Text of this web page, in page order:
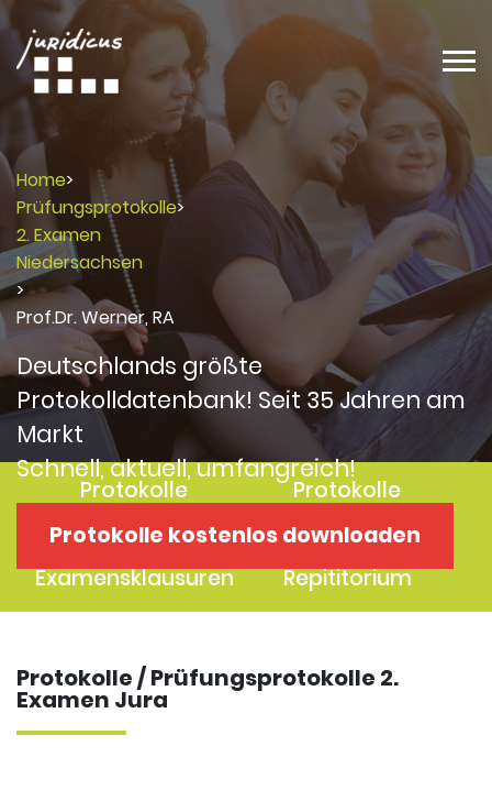
Home>
Prüfungsprotokolle>
2. Examen
Niedersachsen
>
Prof.Dr. Werner, RA
Deutschlands größte
Protokolldatenbank! Seit 35 Jahren am
Markt
Schnell, aktuell, umfangreich!
Protokolle kostenlos downloaden
Protokolle
Protokolle
Examensklausuren
Repititorium
Protokolle / Prüfungsprotokolle 2.
Examen Jura